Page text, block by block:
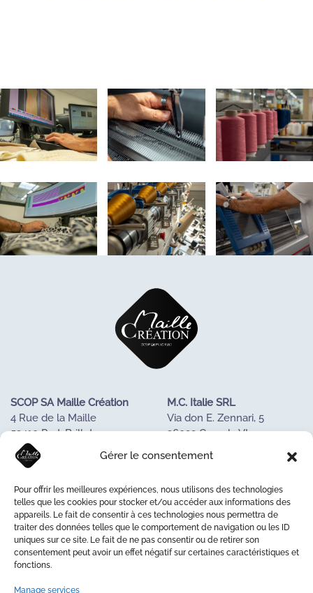
Gérer le consentement
Pour offrir les meilleures expériences, nous utilisons des technologies
telles que les cookies pour stocker et/ou accéder aux informations des
appareils. Le fait de consentir à ces technologies nous permettra de
traiter des données telles que le comportement de navigation ou les ID
uniques sur ce site. Le fait de ne pas consentir ou de retirer son
consentement peut avoir un effet négatif sur certaines caractéristiques et
fonctions.
Manage services
SCOP SA Maille Création
4 Rue de la Maille
53410 Port-Brillet
FRANCE
Tel : +33243688085
M.C. Italie SRL
Via don E. Zennari, 5
36022 Cassola VI
OUR KNOW-HOW
OUR COOPERATIVE
LA MAISON DE LA MAILLE
CONTACT US